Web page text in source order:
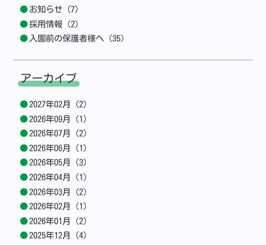
お知らせ (7)
採用情報 (2)
入園前の保護者様へ (35)
アーカイブ
2027年02月 (2)
2026年09月 (1)
2026年07月 (2)
2026年06月 (1)
2026年05月 (3)
2026年04月 (1)
2026年03月 (2)
2026年02月 (1)
2026年01月 (2)
2025年12月 (4)